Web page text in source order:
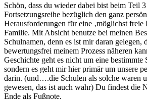
Schön, dass du wieder dabei bist beim Teil
Fortsetzungsreihe bezüglich den ganz
Herausforderungen für eine ‚möglichst freie
Familie. Mit Absicht benutze bei meinen
Schulnamen, denn es ist mir daran gelegen,
bewertungsfrei meinem Prozess näheren
Geschichte geht es nicht um eine
sondern es geht mir hier primär um unsere
darin. (und….die Schulen als solche waren
gewesen, das ist auch wahr) Du findest die
Ende als Fußnote.